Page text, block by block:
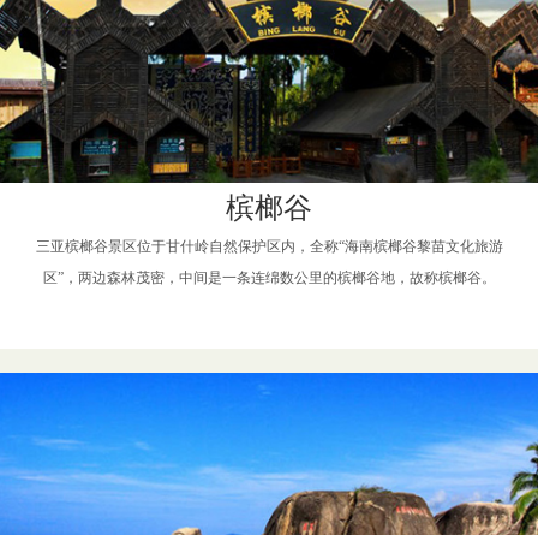
槟榔谷
三亚槟榔谷景区位于甘什岭自然保护区内，全称“海南槟榔谷黎苗文化旅游
区”，两边森林茂密，中间是一条连绵数公里的槟榔谷地，故称槟榔谷。